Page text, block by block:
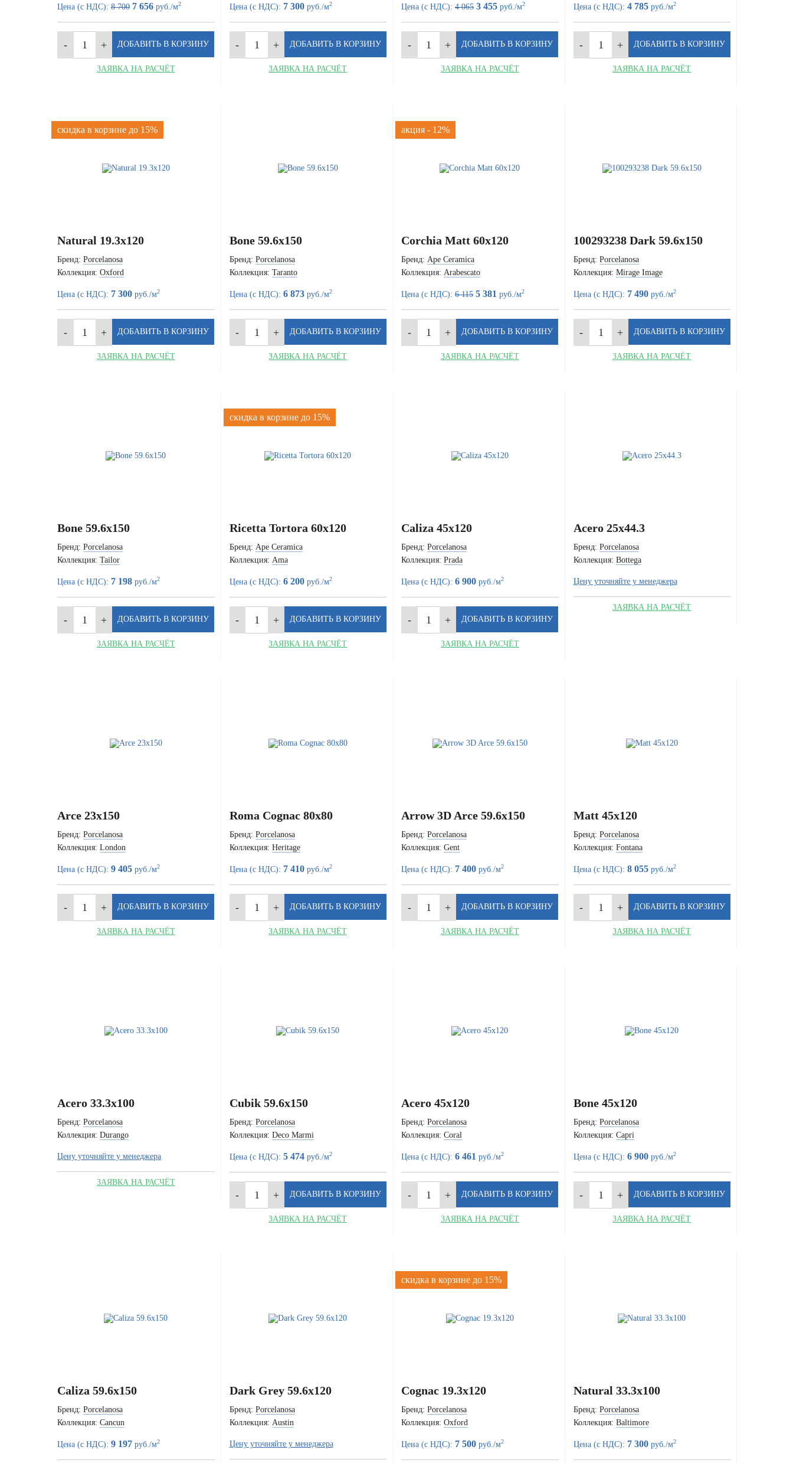
Цена (с НДС): 8 700 7 656 руб./м2
ЗАЯВКА НА РАСЧЁТ
Цена (с НДС): 7 300руб./м2
ЗАЯВКА НА РАСЧЁТ
Цена (с НДС): 4 065 3 455 руб./м2
ЗАЯВКА НА РАСЧЁТ
Цена (с НДС): 4 785руб./м2
ЗАЯВКА НА РАСЧЁТ
скидка в корзине до 15%
Natural 19.3x120
Бренд: Porcelanosa
Коллекция: Oxford
Цена (с НДС): 7 300 руб./м2
ЗАЯВКА НА РАСЧЁТ
Bone 59.6x150
Бренд: Porcelanosa
Коллекция: Taranto
Цена (с НДС): 6 873руб./м2
ЗАЯВКА НА РАСЧЁТ
акция - 12%
Corchia Matt 60x120
Бренд: Ape Ceramica
Коллекция: Arabescato
Цена (с НДС): 6 115 5 381 руб./м2
ЗАЯВКА НА РАСЧЁТ
100293238 Dark 59.6x150
Бренд: Porcelanosa
Коллекция: Mirage Image
Цена (с НДС): 7 490руб./м2
ЗАЯВКА НА РАСЧЁТ
Bone 59.6x150
Бренд: Porcelanosa
Коллекция: Tailor
Цена (с НДС): 7 198 руб./м2
ЗАЯВКА НА РАСЧЁТ
скидка в корзине до 15%
Ricetta Tortora 60x120
Бренд: Ape Ceramica
Коллекция: Ama
Цена (с НДС): 6 200руб./м2
ЗАЯВКА НА РАСЧЁТ
Caliza 45x120
Бренд: Porcelanosa
Коллекция: Prada
Цена (с НДС): 6 900 руб./м2
ЗАЯВКА НА РАСЧЁТ
Acero 25x44.3
Бренд: Porcelanosa
Коллекция: Bottega
Цену уточняйте у менеджера
ЗАЯВКА НА РАСЧЁТ
Arce 23x150
Бренд: Porcelanosa
Коллекция: London
Цена (с НДС): 9 405 руб./м2
ЗАЯВКА НА РАСЧЁТ
Roma Cognac 80x80
Бренд: Porcelanosa
Коллекция: Heritage
Цена (с НДС): 7 410руб./м2
ЗАЯВКА НА РАСЧЁТ
Arrow 3D Arce 59.6x150
Бренд: Porcelanosa
Коллекция: Gent
Цена (с НДС): 7 400 руб./м2
ЗАЯВКА НА РАСЧЁТ
Matt 45x120
Бренд: Porcelanosa
Коллекция: Fontana
Цена (с НДС): 8 055руб./м2
ЗАЯВКА НА РАСЧЁТ
Acero 33.3x100
Бренд: Porcelanosa
Коллекция: Durango
Цену уточняйте у менеджера
ЗАЯВКА НА РАСЧЁТ
Cubik 59.6x150
Бренд: Porcelanosa
Коллекция: Deco Marmi
Цена (с НДС): 5 474руб./м2
ЗАЯВКА НА РАСЧЁТ
Acero 45x120
Бренд: Porcelanosa
Коллекция: Coral
Цена (с НДС): 6 461 руб./м2
ЗАЯВКА НА РАСЧЁТ
Bone 45x120
Бренд: Porcelanosa
Коллекция: Capri
Цена (с НДС): 6 900руб./м2
ЗАЯВКА НА РАСЧЁТ
Caliza 59.6x150
Бренд: Porcelanosa
Коллекция: Cancun
Цена (с НДС): 9 197 руб./м2
Dark Grey 59.6x120
Бренд: Porcelanosa
Коллекция: Austin
Цену уточняйте у менеджера
скидка в корзине до 15%
Cognac 19.3x120
Бренд: Porcelanosa
Коллекция: Oxford
Цена (с НДС): 7 500 руб./м2
Natural 33.3x100
Бренд: Porcelanosa
Коллекция: Baltimore
Цена (с НДС): 7 300руб./м2